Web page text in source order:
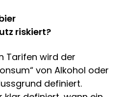
riskiert?
Tarifen wird der
von Alkohol oder
definiert.